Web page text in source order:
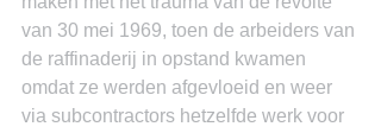
van 30 mei 1969, toen de arbeiders van
de raffinaderij in opstand kwamen
omdat ze werden afgevloeid en weer
via subcontractors hetzelfde werk voor